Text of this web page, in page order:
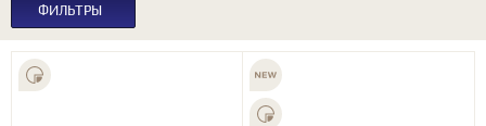
ФИЛЬТРЫ